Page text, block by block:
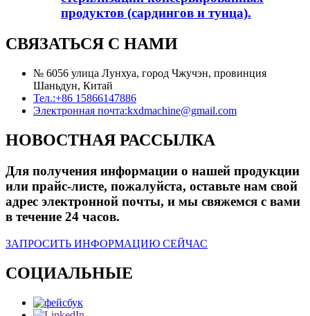
продуктов (сардингов и тунца).
СВЯЗАТЬСЯ С НАМИ
№ 6056 улица Лунхуа, город Чжучэн, провинция
Шаньдун, Китай
Тел.:+86 15866147886
Электронная почта:kxdmachine@gmail.com
НОВОСТНАЯ РАССЫЛКА
Для получения информации о нашей продукции
или прайс-листе, пожалуйста, оставьте нам свой
адрес электронной почты, и мы свяжемся с вами
в течение 24 часов.
ЗАПРОСИТЬ ИНФОРМАЦИЮ СЕЙЧАС
СОЦИАЛЬНЫЕ